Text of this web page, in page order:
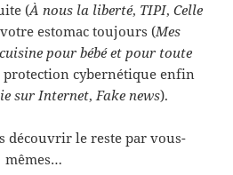
(À nous la liberté, TIPI, Celle
estomac toujours (Mes
cuisine pour bébé et pour toute
protection cybernétique enfin
sur Internet,Fake news).
découvrir le reste par vous-
mêmes…